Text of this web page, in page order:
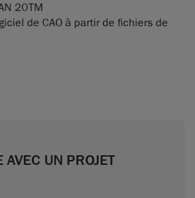
20TM
de CAO à partir de fichiers de
AVEC UN PROJET